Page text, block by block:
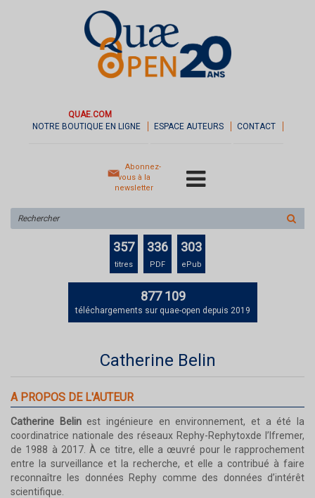
QUAE.COM
NOTRE BOUTIQUE EN LIGNE
ESPACE AUTEURS CONTACT
Abonnez-
vous à la
newsletter
sur
le
357
titres
336
PDF
303
ePub
877 109
téléchargements sur quae-open depuis 2019
Catherine Belin
A PROPOS DE L'AUTEUR
Catherine Belinest ingénieure en environnement, et a été la
coordinatrice nationale des réseaux Rephy-Rephytoxde l’Ifremer,
de 1988 à 2017. À ce titre, elle a œuvré pour le rapprochement
entre la surveillance et la recherche, et elle a contribué à faire
reconnaître les données Rephy comme des données d’intérêt
scientifique.